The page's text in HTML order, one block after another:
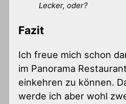
Lecker, oder?
Fazit
Ich freue mich schon
im Panorama
einkehren zu können.
werde ich aber wohl